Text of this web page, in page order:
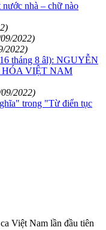
nhà – chữ nào
2022)
2022)
tháng 8 âl): NGUYỄN
VIỆT NAM
2022)
trong "Từ điển tục